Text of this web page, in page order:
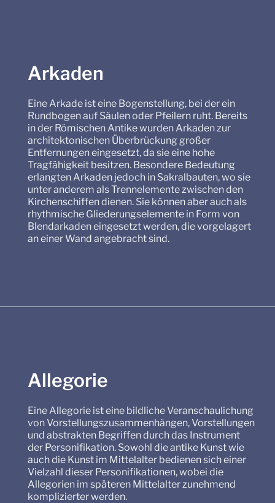
Arkaden
Eine Arkade ist eine Bogenstellung, bei der ein
Rundbogen auf Säulen oder Pfeilern ruht. Bereits
in der Römischen Antike wurden Arkaden zur
architektonischen Überbrückung großer
Entfernungen eingesetzt, da sie eine hohe
Tragfähigkeit besitzen. Besondere Bedeutung
erlangten Arkaden jedoch in Sakralbauten, wo sie
unter anderem als Trennelemente zwischen den
Kirchenschiffen dienen. Sie können aber auch als
rhythmische Gliederungselemente in Form von
Blendarkaden eingesetzt werden, die vorgelagert
an einer Wand angebracht sind.
Allegorie
Eine Allegorie ist eine bildliche Veranschaulichung
von Vorstellungszusammenhängen, Vorstellungen
und abstrakten Begriffen durch das Instrument
der Personifikation. Sowohl die antike Kunst wie
auch die Kunst im Mittelalter bedienen sich einer
Vielzahl dieser Personifikationen, wobei die
Allegorien im späteren Mittelalter zunehmend
komplizierter werden.